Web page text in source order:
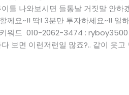
틀 나와보시면 들통날 거짓말 안하
께요~!! 딱! 3분만 투자하세요~!! 일
워드 010-2062-3474 : ryboy3500
다 보면 이런저런일 많죠?.. 같이 웃